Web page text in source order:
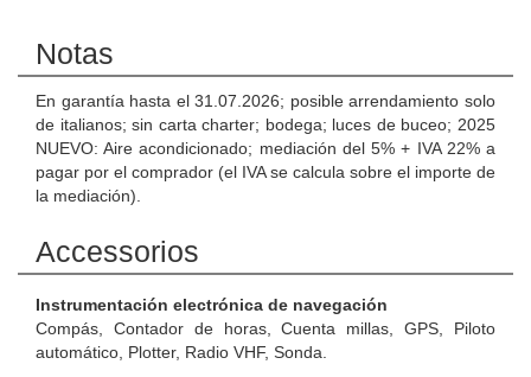
Notas
En garantía hasta el 31.07.2026; posible arrendamiento solo
de italianos; sin carta charter; bodega; luces de buceo; 2025
NUEVO: Aire acondicionado; mediación del 5% + IVA 22% a
pagar por el comprador (el IVA se calcula sobre el importe de
la mediación).
Accessorios
Instrumentación electrónica de navegación
Compás, Contador de horas, Cuenta millas, GPS, Piloto
automático, Plotter, Radio VHF, Sonda.